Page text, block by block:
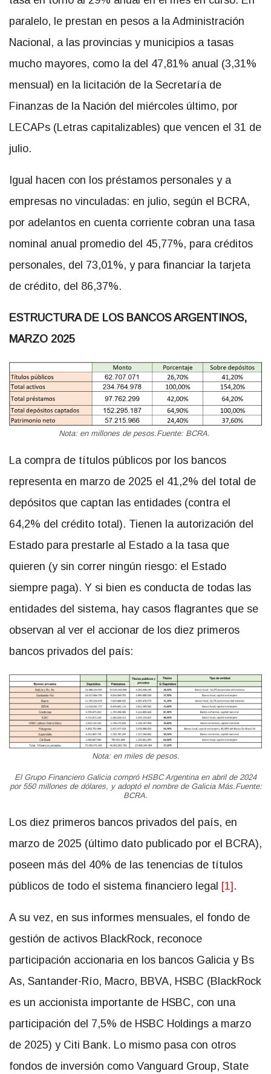
paralelo, le prestan en pesos a la Administración
Nacional, a las provincias y municipios a tasas
mucho mayores, como la del 47,81% anual (3,31%
mensual) en la licitación de la Secretaría de
Finanzas de la Nación del miércoles último, por
LECAPs (Letras capitalizables) que vencen el 31 de
julio.
Igual hacen con los préstamos personales y a
empresas no vinculadas: en julio, según el BCRA,
por adelantos en cuenta corriente cobran una tasa
nominal anual promedio del 45,77%, para créditos
personales, del 73,01%, y para financiar la tarjeta
de crédito, del 86,37%.
ESTRUCTURA DE LOS BANCOS ARGENTINOS,
MARZO 2025
Nota: en millones de pesos.Fuente: BCRA.
La compra de títulos públicos por los bancos
representa en marzo de 2025 el 41,2% del total de
depósitos que captan las entidades (contra el
64,2% del crédito total). Tienen la autorización del
Estado para prestarle al Estado a la tasa que
quieren (y sin correr ningún riesgo: el Estado
siempre paga). Y si bien es conducta de todas las
entidades del sistema, hay casos flagrantes que se
observan al ver el accionar de los diez primeros
bancos privados del país:
Nota: en miles de pesos.
El Grupo Financiero Galicia compró HSBC Argentina en abril de 2024
por 550 millones de dólares, y adoptó el nombre de Galicia Más.Fuente:
BCRA.
Los diez primeros bancos privados del país, en
marzo de 2025 (último dato publicado por el BCRA),
poseen más del 40% de las tenencias de títulos
públicos de todo el sistema financiero legal [1].
A su vez, en sus informes mensuales, el fondo de
gestión de activos BlackRock, reconoce
participación accionaria en los bancos Galicia y Bs
As, Santander-Río, Macro, BBVA, HSBC (BlackRock
es un accionista importante de HSBC, con una
participación del 7,5% de HSBC Holdings a marzo
de 2025) y Citi Bank. Lo mismo pasa con otros
fondos de inversión como Vanguard Group, State